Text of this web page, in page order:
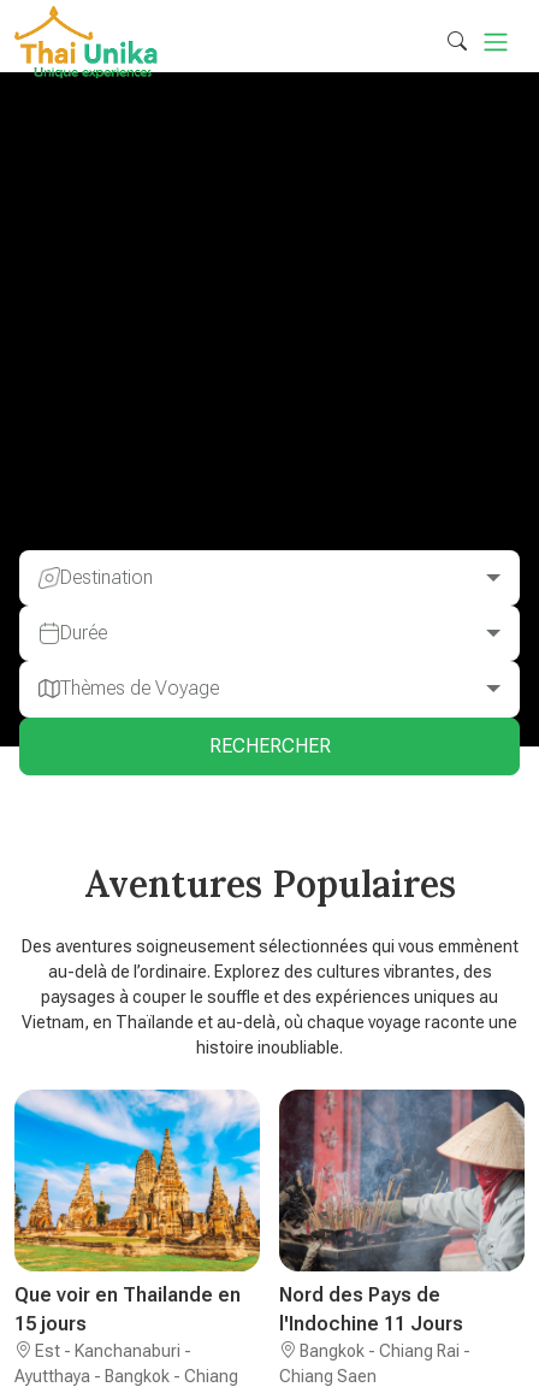
Destination
Durée
Thèmes de Voyage
RECHERCHER
Aventures Populaires
Des aventures soigneusement sélectionnées qui vous emmènent
au-delà de l’ordinaire. Explorez des cultures vibrantes, des
paysages à couper le souffle et des expériences uniques au
Vietnam, en Thaïlande et au-delà, où chaque voyage raconte une
histoire inoubliable.
Que voir en Thailande en
15 jours
Est - Kanchanaburi -
Ayutthaya - Bangkok - Chiang
Nord des Pays de
l'Indochine 11 Jours
Bangkok - Chiang Rai -
Chiang Saen